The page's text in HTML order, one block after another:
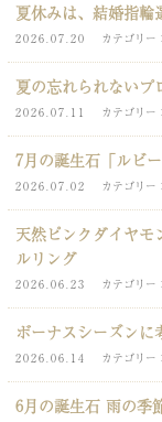
夏休みは、結婚指輪
2026.07.20 カテゴリー
夏の忘れられないプ
2026.07.11 カテゴリー
7月の誕生石「ルビ
2026.07.02 カテゴリー
天然ピンクダイヤモ
ルリング
2026.06.23 カテゴリー
ボーナスシーズン
2026.06.14 カテゴリー
6月の誕生石 雨の季